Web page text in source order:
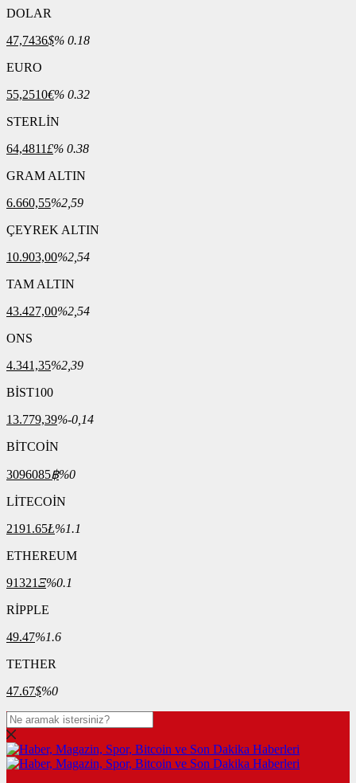
DOLAR
47,7436$% 0.18
EURO
55,2510€% 0.32
STERLİN
64,4811£% 0.38
GRAM ALTIN
6.660,55%2,59
ÇEYREK ALTIN
10.903,00%2,54
TAM ALTIN
43.427,00%2,54
ONS
4.341,35%2,39
BİST100
13.779,39%-0,14
BİTCOİN
3096085฿%0
LİTECOİN
2191.65Ł%1.1
ETHEREUM
91321Ξ%0.1
RİPPLE
49.47%1.6
TETHER
47.67$%0